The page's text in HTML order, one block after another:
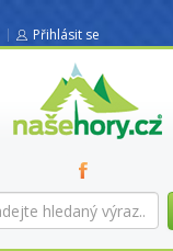
Přihlásit se
nasehory.cz